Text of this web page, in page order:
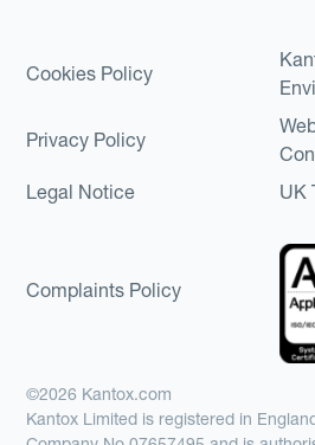
Cookies Policy
Privacy Policy
Legal Notice
UK
Complaints Policy
©2026 Kantox.com
Kantox Limited is registered in